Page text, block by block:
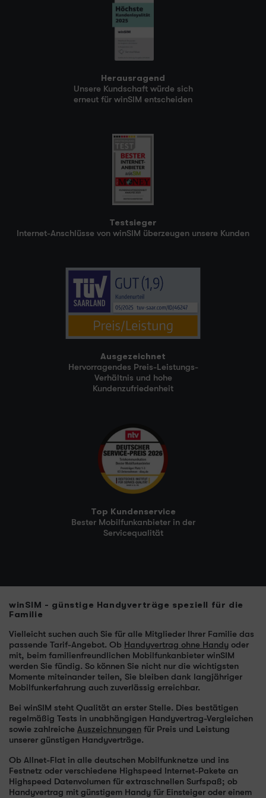
Herausragend
Unsere Kundschaft würde sich
erneut für winSIM entscheiden
Testsieger
Internet-Anschlüsse von winSIM überzeugen unsere Kunden
Ausgezeichnet
Hervorragendes Preis-Leistungs-
Verhältnis und hohe
Kundenzufriedenheit
Top Kundenservice
Bester Mobilfunkanbieter in der
Servicequalität
winSIM - günstige Handyverträge speziell für die
Familie
Vielleicht suchen auch Sie für alle Mitglieder Ihrer Familie das
passende Tarif-Angebot. Ob Handyvertrag ohne Handy oder
mit, beim familienfreundlichen Mobilfunkanbieter winSIM
werden Sie fündig. So können Sie nicht nur die wichtigsten
Momente miteinander teilen, Sie bleiben dank langjähriger
Mobilfunkerfahrung auch zuverlässig erreichbar.
Bei winSIM steht Qualität an erster Stelle. Dies bestätigen
regelmäßig Tests in unabhängigen Handyvertrag-Vergleichen
sowie zahlreiche Auszeichnungen für Preis und Leistung
unserer günstigen Handyverträge.
Ob Allnet-Flat in alle deutschen Mobilfunknetze und ins
Festnetz oder verschiedene Highspeed Internet-Pakete an
Highspeed Datenvolumen für extraschnellen Surfspaß; ob
Handyvertrag mit günstigem Handy für Einsteiger oder einem